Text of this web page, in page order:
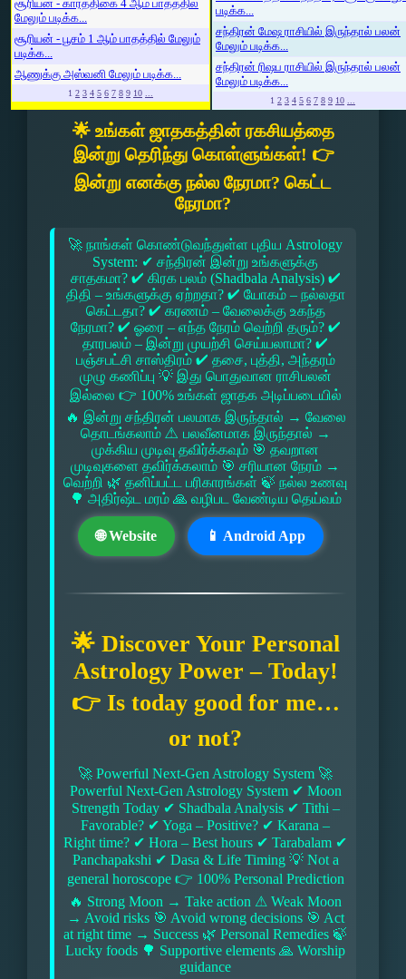
சூரியன் - கார்த்திகை 4 ஆம் பாதத்தில்
மேலும் படிக்க...
சூரியன் - பூசம் 1 ஆம் பாதத்தில் மேலும்
படிக்க...
ஆணுக்கு அஸ்வனி மேலும் படிக்க...
1 2 3 4 5 6 7 8 9 10 ...
படிக்க...
சந்திரன் மேஷ ராசியில் இருந்தால் பலன்
மேலும் படிக்க...
சந்திரன் ரிஷப ராசியில் இருந்தால் பலன்
மேலும் படிக்க...
1 2 3 4 5 6 7 8 9 10 ...
🌟 உங்கள் ஜாதகத்தின் ரகசியத்தை
இன்று தெரிந்து கொள்ளுங்கள்! 👉
இன்று எனக்கு நல்ல நேரமா? கெட்ட
நேரமா?
🚀 நாங்கள் கொண்டுவந்துள்ள புதிய Astrology
System: ✔ சந்திரன் இன்று உங்களுக்கு
சாதகமா? ✔ கிரக பலம் (Shadbala Analysis) ✔
திதி – உங்களுக்கு ஏற்றதா? ✔ யோகம் – நல்லதா
கெட்டதா? ✔ கரணம் – வேலைக்கு உகந்த
நேரமா? ✔ ஓரை – எந்த நேரம் வெற்றி தரும்? ✔
தாரபலம் – இன்று முயற்சி செய்யலாமா? ✔
பஞ்சபட்சி சாஸ்திரம் ✔ தசை, புத்தி, அந்தரம்
முழு கணிப்பு 💡 இது பொதுவான ராசிபலன்
இல்லை 👉 100% உங்கள் ஜாதக அடிப்படையில்
🔥 இன்று சந்திரன் பலமாக இருந்தால் → வேலை
தொடங்கலாம் ⚠ பலவீனமாக இருந்தால் →
முக்கிய முடிவு தவிர்க்கவும் 🎯 தவறான
முடிவுகளை தவிர்க்கலாம் 🎯 சரியான நேரம் →
வெற்றி 🌿 தனிப்பட்ட பரிகாரங்கள் 🍃 நல்ல உணவு
🌳 அதிர்ஷ்ட மரம் 🙏 வழிபட வேண்டிய தெய்வம்
🌐 Website 📱 Android App
🌟 Discover Your Personal
Astrology Power – Today!
👉 Is today good for me…
or not?
🚀 Powerful Next-Gen Astrology System 🚀
Powerful Next-Gen Astrology System ✔ Moon
Strength Today ✔ Shadbala Analysis ✔ Tithi –
Favorable? ✔ Yoga – Positive? ✔ Karana –
Right time? ✔ Hora – Best hours ✔ Tarabalam ✔
Panchapakshi ✔ Dasa & Life Timing 💡 Not a
general horoscope 👉 100% Personal Prediction
🔥 Strong Moon → Take action ⚠ Weak Moon
→ Avoid risks 🎯 Avoid wrong decisions 🎯 Act
at right time → Success 🌿 Personal Remedies 🍃
Lucky foods 🌳 Supportive elements 🙏 Worship
guidance